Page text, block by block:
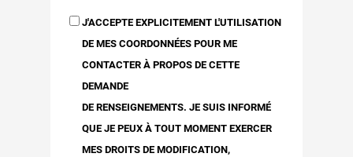
J'ACCEPTE EXPLICITEMENT L'UTILISATION
DE MES COORDONNÉES POUR ME
CONTACTER À PROPOS DE CETTE
DEMANDE
DE RENSEIGNEMENTS. JE SUIS INFORMÉ
QUE JE PEUX À TOUT MOMENT EXERCER
MES DROITS DE MODIFICATION,